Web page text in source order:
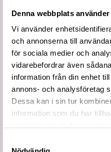
Denna webbplats
Vi använder
och annonserna till
för sociala medier och
vidarebefordrar även
information från din enhet
annons- och analysföretag
Dessa kan i sin tur
information som du har
term
Kontorstillbehör
Snävare
term
Pennetuier och
Penntillbehör
Externa
källor
Pennor på Getty
Relaterade
föremål
Visa 79
https://
20D5-4807-